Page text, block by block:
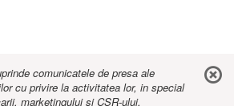
comunicatele de presa ale
cu privire la activitatea lor, in special
marketingului si CSR-ului.